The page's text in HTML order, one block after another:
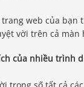
trang web của
vời trên cả
của nhiều trình
trong số tất cả